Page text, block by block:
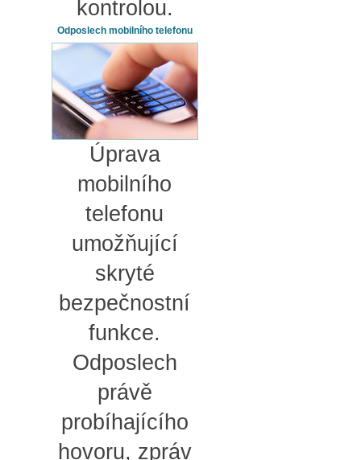
kontrolou.
Odposlech mobilního telefonu
Úprava
mobilního
telefonu
umožňující
skryté
bezpečnostní
funkce.
Odposlech
právě
probíhajícího
hovoru, zpráv